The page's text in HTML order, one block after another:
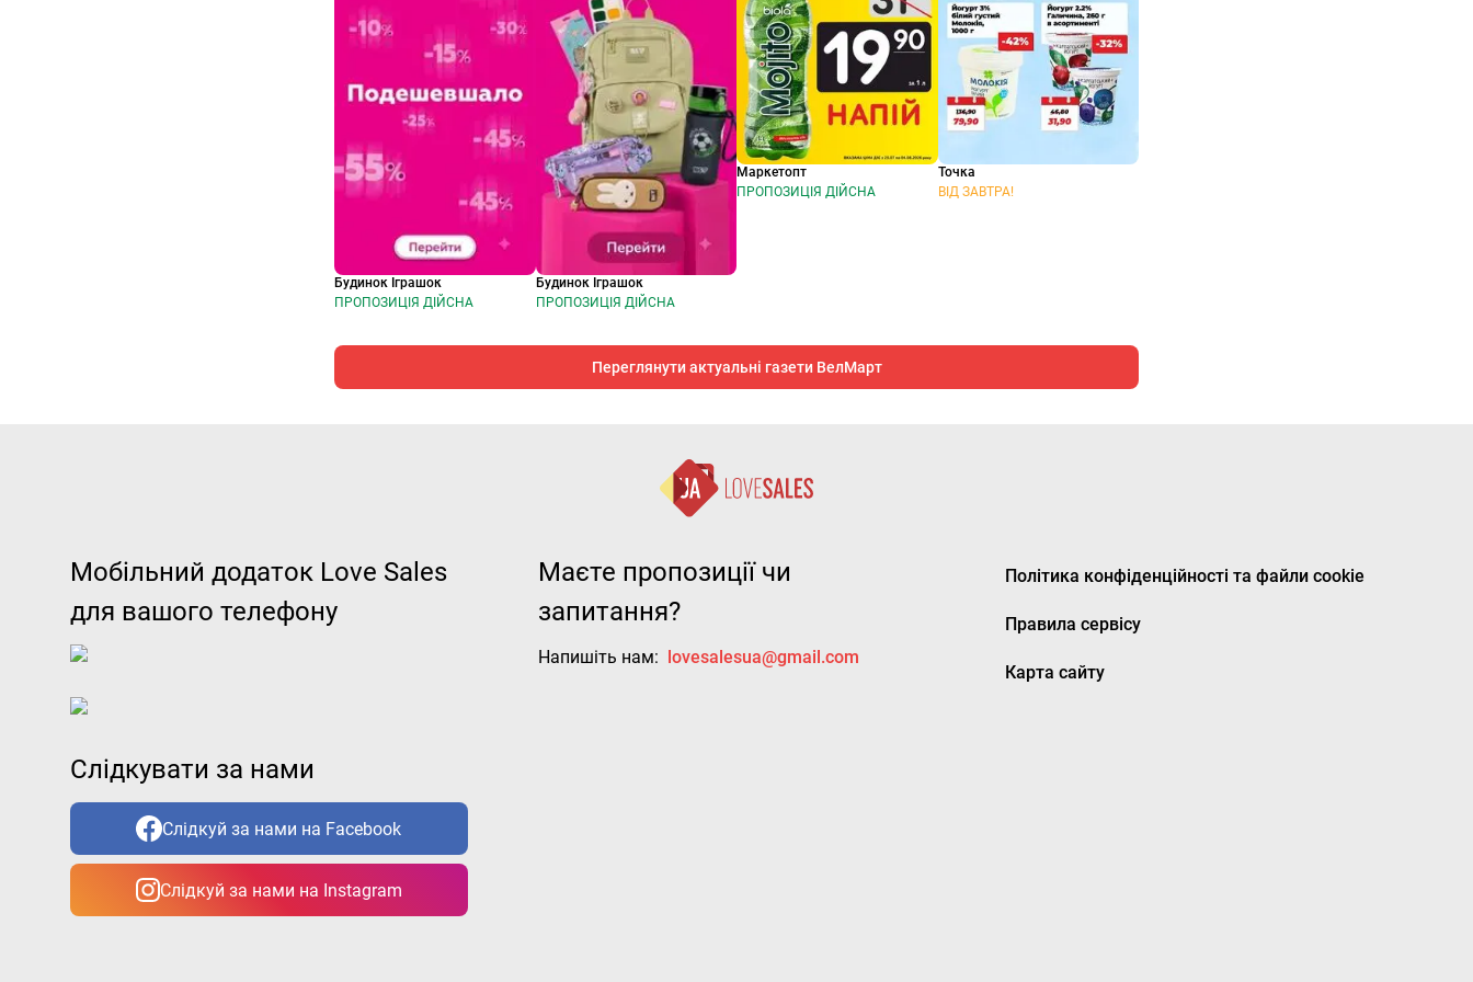
Будинок Іграшок
ПРОПОЗИЦІЯ ДІЙСНА
Будинок Іграшок
ПРОПОЗИЦІЯ ДІЙСНА
Маркетопт
ПРОПОЗИЦІЯ ДІЙСНА
Точка
ВІД ЗАВТРА!
Переглянути актуальні газети ВелМарт
Мобільний додаток Love Sales
для вашого телефону
Слідкувати за нами
Слідкуй за нами на Facebook
Слідкуй за нами на Instagram
Маєте пропозиції чи
запитання?
Напишіть нам: lovesalesua@gmail.com
Політика конфіденційності та файли cookie
Правила сервісу
Карта сайту